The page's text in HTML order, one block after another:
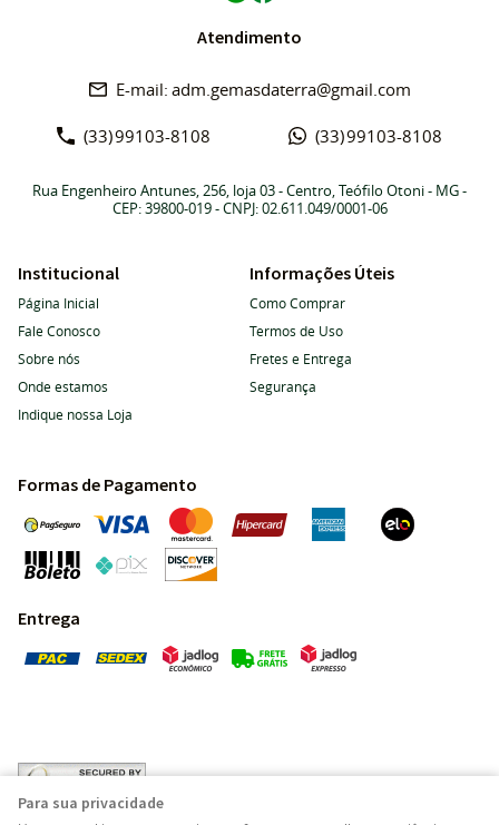
Atendimento
(33)99103-8108 (33)99103-8108
adm.gemasdaterra@gmail.com
Rua Engenheiro Antunes, 256, loja 03-Centro, Teófilo Otoni- MG-
CEP: 39800-019- CNPJ: 02.611.049/0001-06
Institucional
Página Inicial
Fale Conosco
Sobre nós
Onde estamos
Indique nossa Loja
Informações Úteis
Como Comprar
Termos de Uso
Fretes e Entrega
Segurança
Formas de Pagamento
Entrega
Para sua privacidade